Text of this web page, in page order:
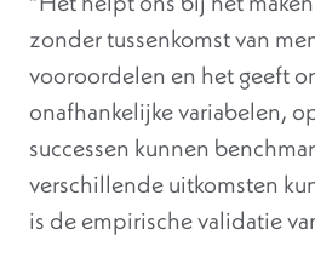
zonder tussenkomst van
vooroordelen en het geeft
onafhankelijke variabelen,
successen kunnen
verschillende uitkomsten
is de empirische validatie